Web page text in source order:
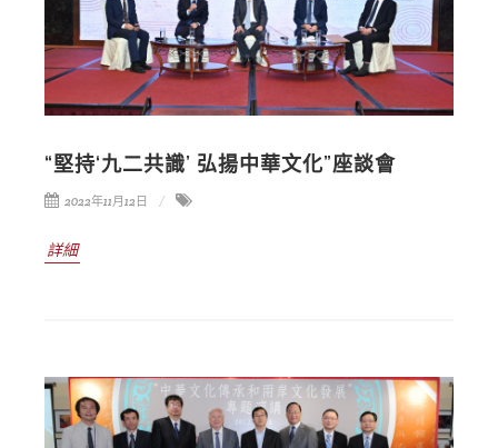
“堅持‘九二共識’ 弘揚中華文化”座談會
2022年11月12日
詳細